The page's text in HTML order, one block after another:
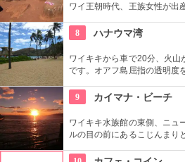
ワイ王朝時代、王族女性が出
くさんのエネルギーを浴びて
8 ハナウマ湾
ワイキキから車で20分、火山
です。オアフ島屈指の透明度
で年間100万人以上の観光客
9 カイマナ・ビーチ
ワイキキ水族館の東側、ニュ
ルの目の前にあるこじんまり
すぐ横には終戦記念プールも